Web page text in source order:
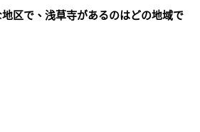
区で、浅草寺があるのはどの地域で